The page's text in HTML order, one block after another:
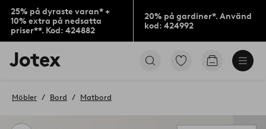
25% på dyraste varan* +
10% extra på nedsatta
priser**. Kod: 424882
20% på gardiner*. Använd
kod: 424992
Jotex
logotyp
till
Gå
Gå
Möbler Bord Matbord